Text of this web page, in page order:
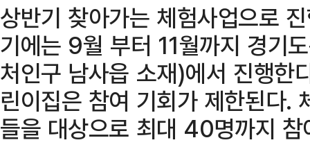
상반기 찾아가는 체험사업으로
기에는 9월 부터 11월까지 경기
처인구 남사읍 소재)에서 진행한
린이집은 참여 기회가 제한된다.
들을 대상으로 최대 40명까지 참